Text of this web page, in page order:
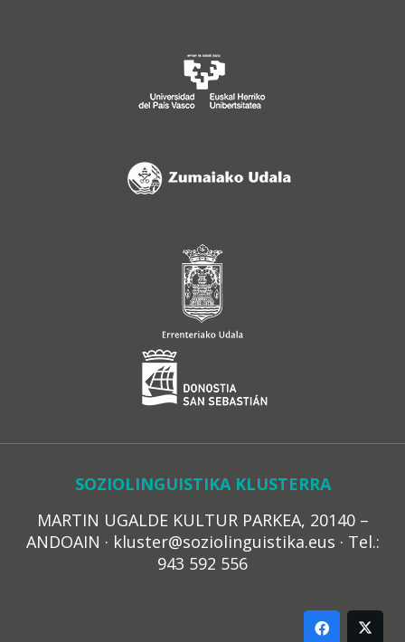
SOZIOLINGUISTIKA KLUSTERRA
MARTIN UGALDE KULTUR PARKEA, 20140 –
ANDOAIN · kluster@soziolinguistika.eus · Tel.:
943 592 556